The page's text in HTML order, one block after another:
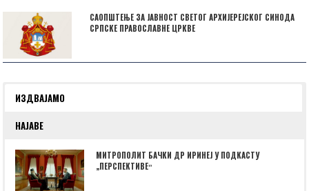
САОПШТЕЊЕ ЗА ЈАВНОСТ СВЕТОГ АРХИЈЕРЕЈСКОГ СИНОДА
СРПСКЕ ПРАВОСЛАВНЕ ЦРКВЕ
ИЗДВАЈАМО
НАЈАВЕ
МИТРОПОЛИТ БАЧКИ ДР ИРИНЕЈ У ПОДКАСТУ
„ПЕРСПЕКТИВЕˮ